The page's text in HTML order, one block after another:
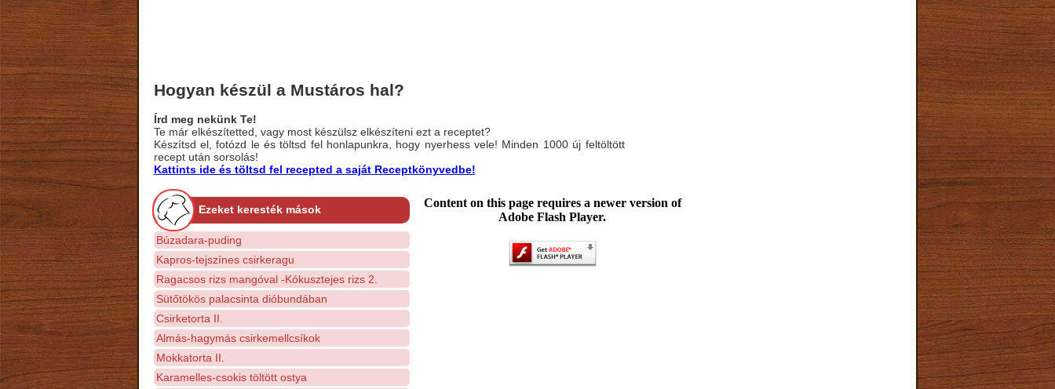
Hogyan készül a Mustáros hal?
Írd meg nekünk Te!
Te már elkészítetted, vagy most készülsz elkészíteni ezt a receptet?
Készítsd el, fotózd le és töltsd fel honlapunkra, hogy nyerhess vele! Minden 1000 új feltöltött
recept után sorsolás!
Kattints ide és töltsd fel recepted a saját Receptkönyvedbe!
Ezeket keresték mások
Búzadara-puding
Kapros-tejszínes csirkeragu
Ragacsos rizs mangóval -Kókusztejes rizs 2.
Sütőtökös palacsinta dióbundában
Csirketorta II.
Almás-hagymás csirkemellcsíkok
Mokkatorta II.
Karamelles-csokis töltött ostya
Content on this page requires a newer version of
Adobe Flash Player.